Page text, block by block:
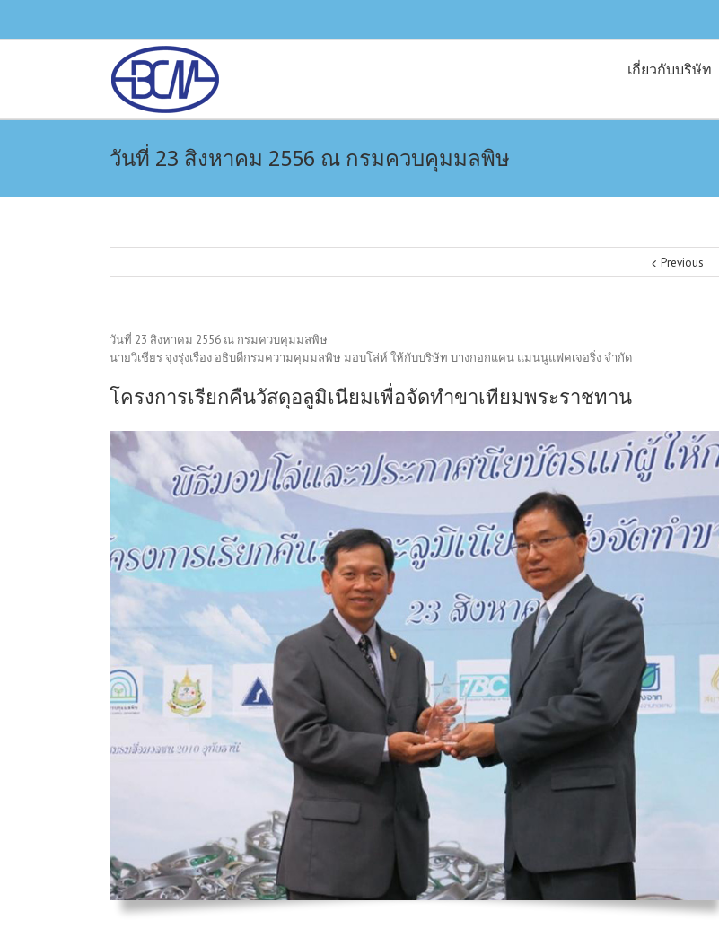
เกี่ยวกับบริษัท
วันที่ 23 สิงหาคม 2556 ณ กรมควบคุมมลพิษ
Previous
วันที่ 23 สิงหาคม 2556 ณ กรมควบคุมมลพิษ
นายวิเชียร จุ่งรุ่งเรือง อธิบดีกรมความคุมมลพิษ มอบโล่ห์ ให้กับบริษัท บางกอกแคน แมนนูแฟคเจอริ่ง จำกัด
โครงการเรียกคืนวัสดุอลูมิเนียมเพื่อจัดทำขาเทียมพระราชทาน